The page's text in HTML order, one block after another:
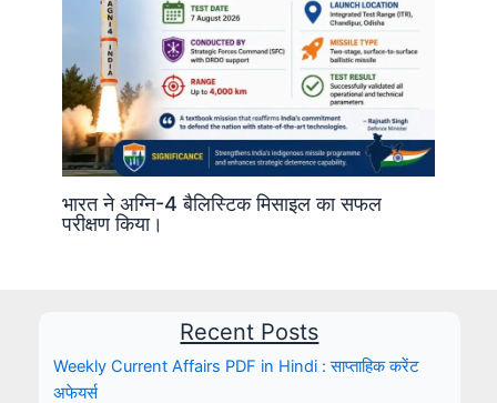
भारत ने अग्नि-4 बैलिस्टिक मिसाइल का सफल
परीक्षण किया।
Recent Posts
Weekly Current Affairs PDF in Hindi : साप्ताहिक करेंट
अफेयर्स